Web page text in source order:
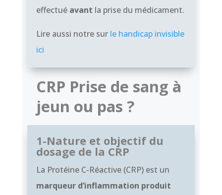
effectué avant la prise du médicament.
Lire aussi notre sur le handicap invisible
ici
CRP Prise de sang à
jeun ou pas ?
1-Nature et objectif du
dosage de la CRP
La Protéine C-Réactive (CRP) est un
marqueur d’inflammation produit